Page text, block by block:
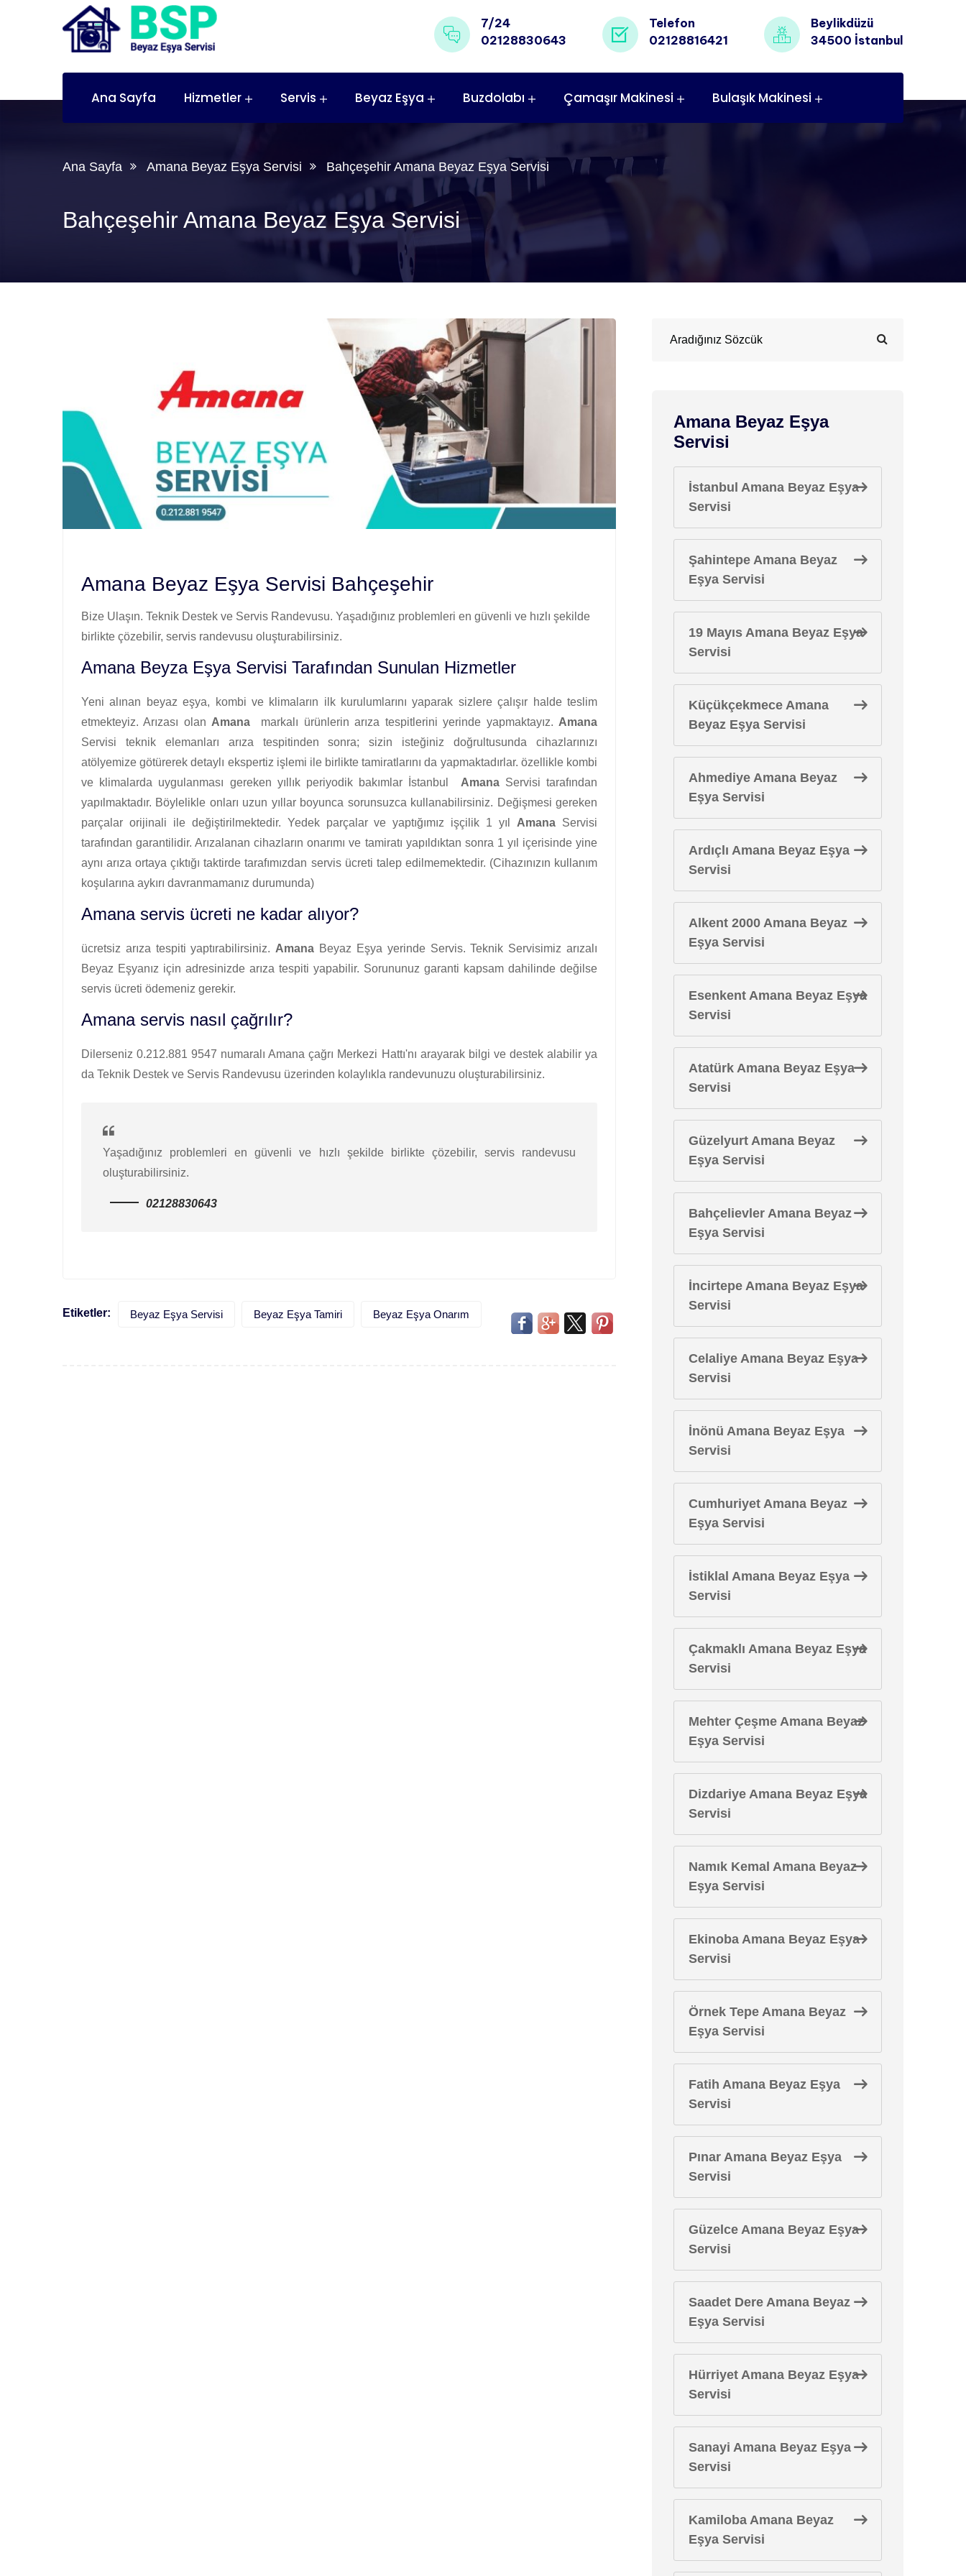
7/24
02128830643
Telefon
02128816421
Beylikdüzü
34500 İstanbul
Ana Sayfa Hizmetler Servis Beyaz Eşya Buzdolabı Çamaşır Makinesi Bulaşık Makinesi
Ana Sayfa Amana Beyaz Eşya Servisi Bahçeşehir Amana Beyaz Eşya Servisi
Bahçeşehir Amana Beyaz Eşya Servisi
Amana Beyaz Eşya Servisi Bahçeşehir
Bize Ulaşın. Teknik Destek ve Servis Randevusu. Yaşadığınız problemleri en güvenli ve hızlı şekilde
birlikte çözebilir, servis randevusu oluşturabilirsiniz.
Amana Beyza Eşya Servisi Tarafından Sunulan Hizmetler
Yeni alınan beyaz eşya, kombi ve klimaların ilk kurulumlarını yaparak sizlere çalışır halde teslim
etmekteyiz. Arızası olan Amana markalı ürünlerin arıza tespitlerini yerinde yapmaktayız. Amana
Servisi teknik elemanları arıza tespitinden sonra; sizin isteğiniz doğrultusunda cihazlarınızı
atölyemize götürerek detaylı ekspertiz işlemi ile birlikte tamiratlarını da yapmaktadırlar. özellikle kombi
ve klimalarda uygulanması gereken yıllık periyodik bakımlar İstanbul AmanaServisi tarafından
yapılmaktadır. Böylelikle onları uzun yıllar boyunca sorunsuzca kullanabilirsiniz. Değişmesi gereken
parçalar orijinali ile değiştirilmektedir. Yedek parçalar ve yaptığımız işçilik 1 yıl Amana Servisi
tarafından garantilidir. Arızalanan cihazların onarımı ve tamiratı yapıldıktan sonra 1 yıl içerisinde yine
aynı arıza ortaya çıktığı taktirde tarafımızdan servis ücreti talep edilmemektedir. (Cihazınızın kullanım
koşularına aykırı davranmamanız durumunda)
Amana servis ücreti ne kadar alıyor?
ücretsiz arıza tespiti yaptırabilirsiniz. Amana Beyaz Eşya yerinde Servis. Teknik Servisimiz arızalı
Beyaz Eşyanız için adresinizde arıza tespiti yapabilir. Sorununuz garanti kapsam dahilinde değilse
servis ücreti ödemeniz gerekir.
Amana servis nasıl çağrılır?
Dilerseniz 0.212.881 9547 numaralı Amana çağrı Merkezi Hattı'nı arayarak bilgi ve destek alabilir ya
da Teknik Destek ve Servis Randevusu üzerinden kolaylıkla randevunuzu oluşturabilirsiniz.
Yaşadığınız problemleri en güvenli ve hızlı şekilde birlikte çözebilir, servis randevusu
oluşturabilirsiniz.
02128830643
Etiketler: Beyaz Eşya Servisi Beyaz Eşya Tamiri Beyaz Eşya Onarım
Amana Beyaz Eşya
Servisi
İstanbul Amana Beyaz Eşya
Servisi
Şahintepe Amana Beyaz
Eşya Servisi
19 Mayıs Amana Beyaz Eşya
Servisi
Küçükçekmece Amana
Beyaz Eşya Servisi
Ahmediye Amana Beyaz
Eşya Servisi
Ardıçlı Amana Beyaz Eşya
Servisi
Alkent 2000 Amana Beyaz
Eşya Servisi
Esenkent Amana Beyaz Eşya
Servisi
Atatürk Amana Beyaz Eşya
Servisi
Güzelyurt Amana Beyaz
Eşya Servisi
Bahçelievler Amana Beyaz
Eşya Servisi
İncirtepe Amana Beyaz Eşya
Servisi
Celaliye Amana Beyaz Eşya
Servisi
İnönü Amana Beyaz Eşya
Servisi
Cumhuriyet Amana Beyaz
Eşya Servisi
İstiklal Amana Beyaz Eşya
Servisi
Çakmaklı Amana Beyaz Eşya
Servisi
Mehter Çeşme Amana Beyaz
Eşya Servisi
Dizdariye Amana Beyaz Eşya
Servisi
Namık Kemal Amana Beyaz
Eşya Servisi
Ekinoba Amana Beyaz Eşya
Servisi
Örnek Tepe Amana Beyaz
Eşya Servisi
Fatih Amana Beyaz Eşya
Servisi
Pınar Amana Beyaz Eşya
Servisi
Güzelce Amana Beyaz Eşya
Servisi
Saadet Dere Amana Beyaz
Eşya Servisi
Hürriyet Amana Beyaz Eşya
Servisi
Sanayi Amana Beyaz Eşya
Servisi
Kamiloba Amana Beyaz
Eşya Servisi